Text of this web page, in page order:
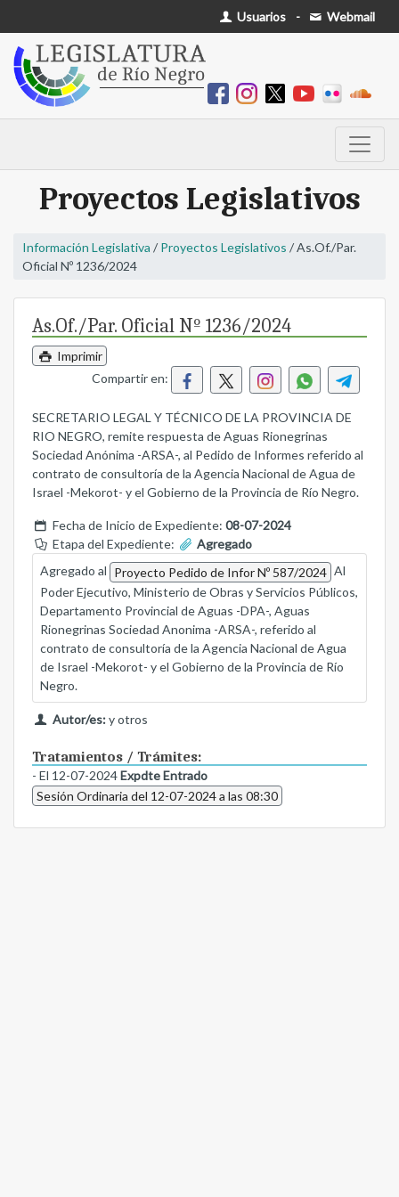
Usuarios - Webmail
Proyectos Legislativos
Información Legislativa / Proyectos Legislativos / As.Of./Par.
Oficial Nº 1236/2024
As.Of./Par. Oficial Nº 1236/2024
Imprimir
Compartir en:
SECRETARIO LEGAL Y TÉCNICO DE LA PROVINCIA DE
RIO NEGRO, remite respuesta de Aguas Rionegrinas
Sociedad Anónima -ARSA-, al Pedido de Informes referido al
contrato de consultoría de la Agencia Nacional de Agua de
Israel -Mekorot- y el Gobierno de la Provincia de Río Negro.
Fecha de Inicio de Expediente: 08-07-2024
Etapa del Expediente:
Agregado
Agregado al Proyecto Pedido de Infor Nº 587/2024 Al
Poder Ejecutivo, Ministerio de Obras y Servicios Públicos,
Departamento Provincial de Aguas -DPA-, Aguas
Rionegrinas Sociedad Anonima -ARSA-, referido al
contrato de consultoría de la Agencia Nacional de Agua
de Israel -Mekorot- y el Gobierno de la Provincia de Río
Negro.
Autor/es:y otros
Tratamientos / Trámites:
- El 12-07-2024Expdte Entrado
Sesión Ordinaria del 12-07-2024 a las 08:30